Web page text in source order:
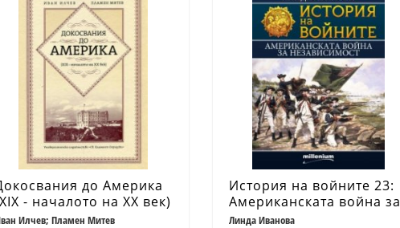
до Америка
- началото на XX век)
Илчев; Пламен Митев
История на войните 23:
Американската война за
независимост
Линда Иванова